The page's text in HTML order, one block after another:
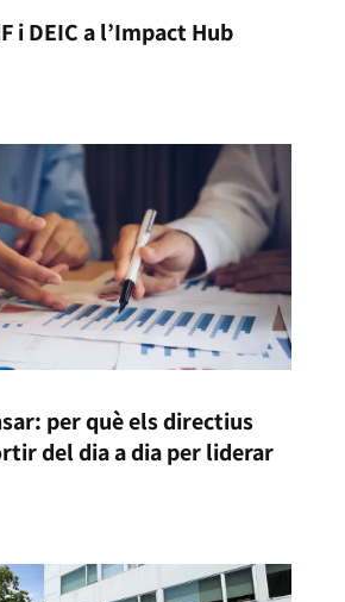
i DEIC a l’Impact Hub
per què els directius
del dia a dia per liderar